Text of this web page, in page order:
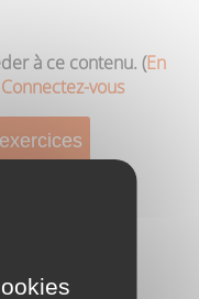
à ce contenu. (En
Connectez-vous